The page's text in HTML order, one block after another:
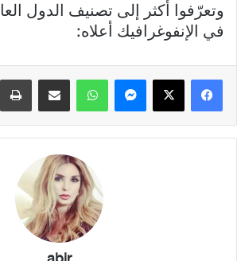
وتعرّفوا أكثر إلى تصنيف الدول
في الإنفوغرافيك أعلاه:
فيسبوك X ماسنجر واتساب مشاركة عبر البريد